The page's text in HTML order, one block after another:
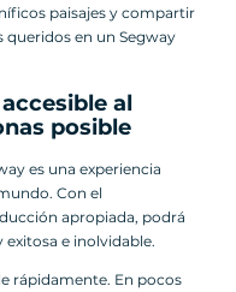
paisajes y compartir
queridos en un Segway
al
posible
es una experiencia
Con el
apropiada, podrá
e inolvidable.
rápidamente. En pocos